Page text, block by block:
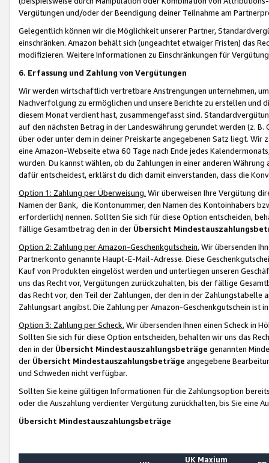
Vergütungen und/oder der Beendigung deiner Teilnahme am
Gelegentlich können wir die Möglichkeit unserer Partner,
einschränken. Amazon behält sich (ungeachtet etwaiger Fristen) das
modifizieren. Weitere Informationen zu Einschränkungen für
6. Erfassung und Zahlung von Vergütungen
Wir werden wirtschaftlich vertretbare Anstrengungen unternehmen,
Nachverfolgung zu ermöglichen und unsere Berichte zu erstellen und
diesem Monat verdient hast, zusammengefasst sind.
auf den nächsten Betrag in der Landeswährung gerundet werden (z.
über oder unter dem in deiner Preiskarte angegebenen Satz liegt.
eine Amazon-Webseite etwa 60 Tage nach Ende jedes
wurden. Du kannst wählen, ob du Zahlungen in einer anderen
dafür entscheidest, erklärst du dich damit einverstanden, dass die
Option 1: Zahlung per Überweisung. Wir überweisen Ihre Vergütung
Namen der Bank, die Kontonummer, den Namen des Kontoinhabers
erforderlich) nennen. Sollten Sie sich für diese Option entscheiden,
fällige Gesamtbetrag den in der Übersicht
Option 2: Zahlung per Amazon-Geschenkgutschein. Wir übersenden
Partnerkonto genannte Haupt-E-Mail-Adresse. Diese
Kauf von Produkten eingelöst werden und unterliegen unseren
uns das Recht vor, Vergütungen zurückzuhalten, bis der fällige
das Recht vor, den Teil der Zahlungen, der den in der
Zahlungsart angibst. Die Zahlung per Amazon-Geschenkgutschein ist
Option 3: Zahlung per Scheck. Wir übersenden Ihnen einen Scheck in
Sollten Sie sich für diese Option entscheiden, behalten wir uns das
den in der Übersicht Mindestauszahlungsbeträge genannten
der Übersicht Mindestauszahlungsbeträge angegebene
und Schweden nicht verfügbar.
Sollten Sie keine gültigen Informationen für die Zahlungsoption
oder die Auszahlung verdienter Vergütung zurückhalten, bis Sie
Übersicht Mindestauszahlungsbeträge
UK Maxium